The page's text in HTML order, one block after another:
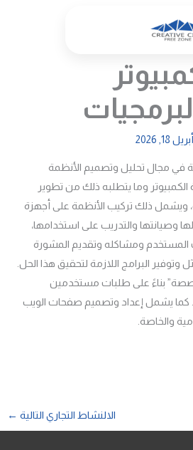
أبريل 18, 2026
مجال تحليل وتصميم الأنظمة
الكمبيوتر وما يتطلبه ذلك من تطوير
ويشمل ذلك تركيب الأنظمة على أجهزة
وصيانتها والتدريب على استخدامها،
المستخدم ومشاكله وتقديم المشورة
وتوفير البرامج اللازمة لتحقيق هذا الحل.
بناءً على طلبات مستخدمين
كما يشمل إعداد وتصميم صفحات الويب
والخاصة.
الالنشاط التجاري التالية ←